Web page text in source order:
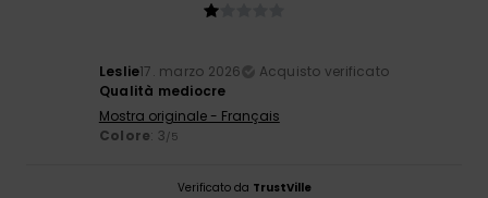
Leslie17. marzo 2026
Acquisto verificato
Qualità mediocre
Mostra originale - Français
Colore: 3/5
Verificato da TrustVille